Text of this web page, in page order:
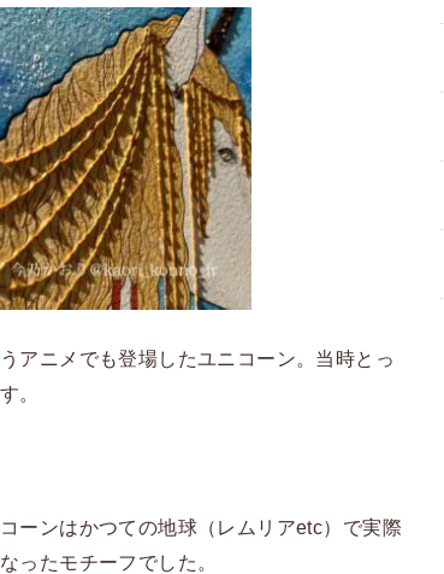
アニメでも登場したユニコーン。当時とっ
。
ーンはかつての地球（レムリアetc）で実際
ったモチーフでした。